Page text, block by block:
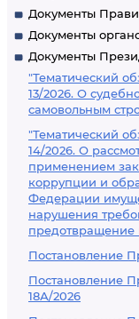
Документы
Документы
Документы
"Тематический
13/2026. О
самовольным
"Тематический
14/2026. О
применением
коррупции и
Федерации
нарушения
предотвращение
Постановление
Постановление
18А/2026